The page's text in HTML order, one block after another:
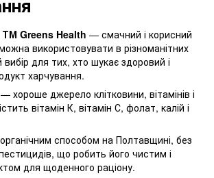
ТМ Greens Health — смачний і корисний
використовувати в різноманітних
для тих, хто шукає здоровий і
харчування.
хороше джерело клітковини, вітамінів і
вітамін К, вітамін С, фолат, калій і
способом на Полтавщині, без
що робить його чистим і
для щоденного раціону.